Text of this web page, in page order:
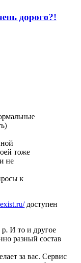
дорого?!
тоже
не
к
доступен
р. И то и другое
разный состав
за вас. Сервис